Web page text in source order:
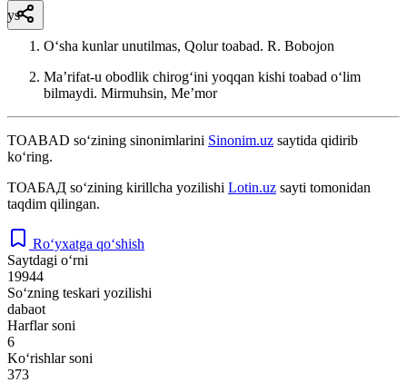
ys
Oʻsha kunlar unutilmas, Qolur toabad. R. Bobojon
Maʼrifat-u obodlik chirogʻini yoqqan kishi toabad oʻlim
bilmaydi. Mirmuhsin, Meʼmor
TOABAD so‘zining sinonimlarini Sinonim.uz saytida qidirib
ko‘ring.
ТОАБАД so‘zining kirillcha yozilishi Lotin.uz sayti tomonidan
taqdim qilingan.
Ro‘yxatga qo‘shish
Saytdagi o‘rni
19944
So‘zning teskari yozilishi
dabaot
Harflar soni
6
Ko‘rishlar soni
373